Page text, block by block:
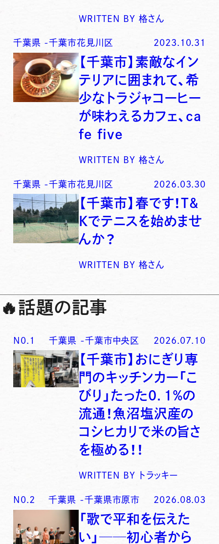
WRITTEN BY 格さん
千葉県 -千葉市花見川区 2023.10.31
【千葉市】素敵なイン
テリアに囲まれて、希
少なトラジャコーヒー
が味わえるカフェ、ca
fe five
WRITTEN BY 格さん
千葉県 -千葉市花見川区 2026.03.30
【千葉市】春です！T&
Kでテニスを始めませ
んか？
WRITTEN BY 格さん
🔥話題の記事
N0. 1 千葉県 -千葉市中央区 2026.07.10
【千葉市】おにぎり専
門のキッチンカー「こ
びり」たった0．1％の
流通！魚沼塩沢産の
コシヒカリで米の旨さ
を極める！！
WRITTEN BY トラッキー
N0. 2 千葉県 -千葉県市原市 2026.08.03
「歌で平和を伝えた
い」──初心者から